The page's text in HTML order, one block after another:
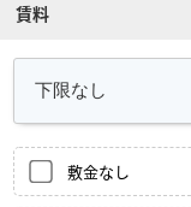
賃料
敷金なし